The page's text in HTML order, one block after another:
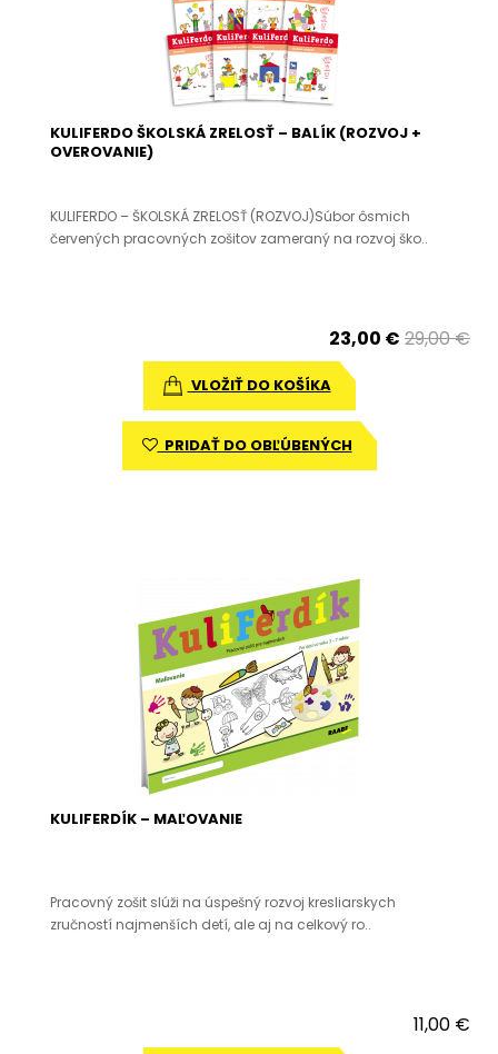
KULIFERDO ŠKOLSKÁ ZRELOSŤ – BALÍK (ROZVOJ +
OVEROVANIE)
KULIFERDO – ŠKOLSKÁ ZRELOSŤ (ROZVOJ)Súbor ôsmich
červených pracovných zošitov zameraný na rozvoj ško..
23,00 € 29,00 €
VLOŽIŤ DO KOŠÍKA
PRIDAŤ DO OBĽÚBENÝCH
KULIFERDÍK – MAĽOVANIE
Pracovný zošit slúži na úspešný rozvoj kresliarskych
zručností najmenších detí, ale aj na celkový ro..
11,00 €